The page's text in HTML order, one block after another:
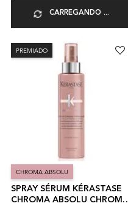
CARREGANDO ...
PREMIADO
CHROMA ABSOLU
SPRAY SÉRUM KÉRASTASE
CHROMA ABSOLU CHROMA